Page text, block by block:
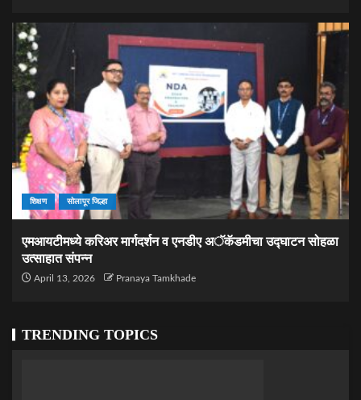
शिक्षण सोलापूर जिल्हा
एमआयटीमध्ये करिअर मार्गदर्शन व एनडीए अॅकॅडमीचा उद्घाटन सोहळा
उत्साहात संपन्न
April 13, 2026 Pranaya Tamkhade
TRENDING TOPICS